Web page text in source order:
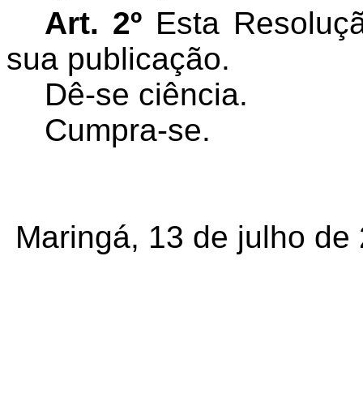
Art. 2º Esta
sua publicação.
Dê-se ciência.
Cumpra-se.
Maringá, 13 de julho de